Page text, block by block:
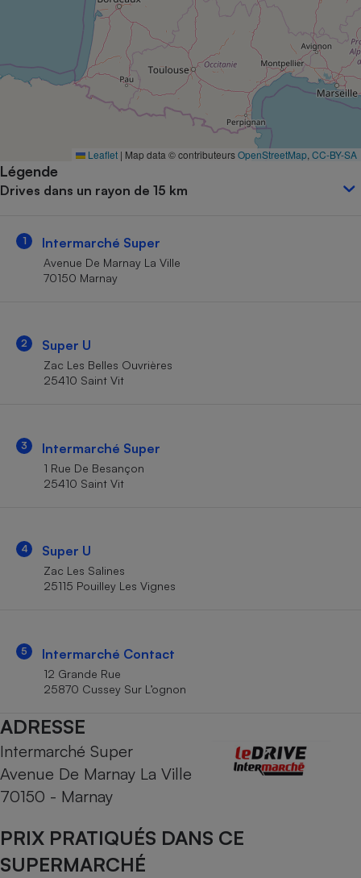
Leaflet | Map data © contributeursOpenStreetMap CC-BY-SA
Légende
Drives dans un rayon de 15 km
1 Intermarché Super
Avenue De Marnay La Ville
70150 Marnay
2 Super U
Zac Les Belles Ouvrières
25410 Saint Vit
3 Intermarché Super
1 Rue De Besançon
25410 Saint Vit
4 Super U
Zac Les Salines
25115 Pouilley Les Vignes
5 Intermarché Contact
12 Grande Rue
25870 Cussey Sur L’ognon
ADRESSE
Intermarché Super
Avenue De Marnay La Ville
70150 - Marnay
PRIX PRATIQUÉS DANS CE
SUPERMARCHÉ
Complément
alimentaire
Assurance emprunteur
Banque
Petit électroménager -
Cafetière à expressos
Matelas
Mutuelle